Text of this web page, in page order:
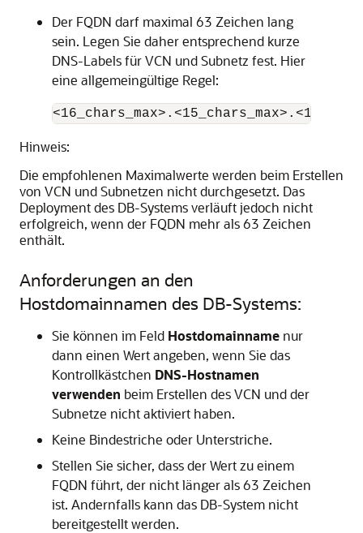
Der FQDN darf maximal 63 Zeichen lang
sein. Legen Sie daher entsprechend kurze
DNS-Labels für VCN und Subnetz fest. Hier
eine allgemeingültige Regel:
Hinweis:
Die empfohlenen Maximalwerte werden beim Erstellen
von VCN und Subnetzen nicht durchgesetzt. Das
Deployment des DB-Systems verläuft jedoch nicht
erfolgreich, wenn der FQDN mehr als 63 Zeichen
enthält.
Anforderungen an den
Hostdomainnamen des DB-Systems:
Sie können im Feld Hostdomainname nur
dann einen Wert angeben, wenn Sie das
Kontrollkästchen DNS-Hostnamen
verwenden beim Erstellen des VCN und der
Subnetze nicht aktiviert haben.
Keine Bindestriche oder Unterstriche.
Stellen Sie sicher, dass der Wert zu einem
FQDN führt, der nicht länger als 63 Zeichen
ist. Andernfalls kann das DB-System nicht
bereitgestellt werden.